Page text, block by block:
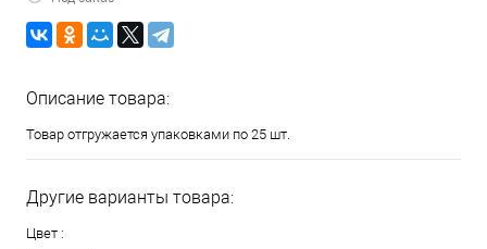
Описание товара:
Товар отгружается упаковками по 25 шт.
Другие варианты товара:
Цвет :